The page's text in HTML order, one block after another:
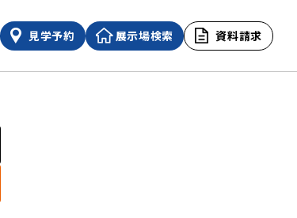
見学予約 展示場検索 資料請求